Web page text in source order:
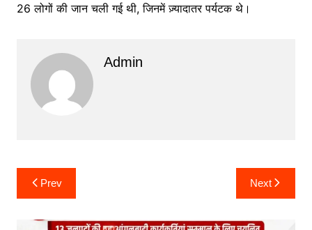
26 लोगों की जान चली गई थी, जिनमें ज़्यादातर पर्यटक थे।
Admin
Post
navigation
Prev Next